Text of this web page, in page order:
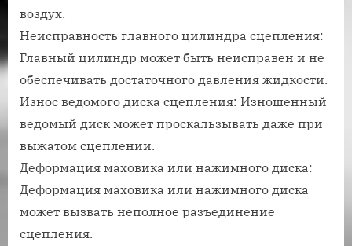
воздух.
Неисправность главного цилиндра сцепления:
Главный цилиндр может быть неисправен и не
обеспечивать достаточного давления жидкости.
Износ ведомого диска сцепления: Изношенный
ведомый диск может проскальзывать даже при
выжатом сцеплении.
Деформация маховика или нажимного диска:
Деформация маховика или нажимного диска
может вызвать неполное разъединение
сцепления.